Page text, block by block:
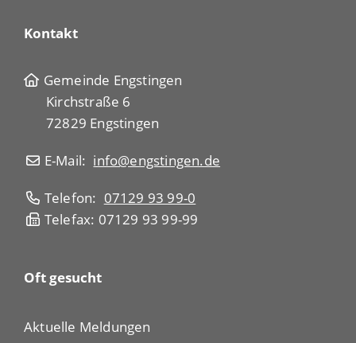
Kontakt
Gemeinde Engstingen
Kirchstraße 6
72829 Engstingen
E-Mail: info@engstingen.de
Telefon: 07129 93 99-0
Telefax: 07129 93 99-99
Oft gesucht
Aktuelle Meldungen